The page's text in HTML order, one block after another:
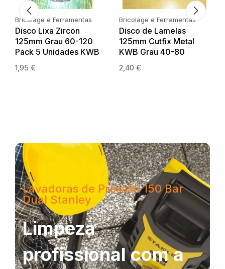
Bricolage e Ferramentas
Disco Lixa Zircon
125mm Grau 60-120
Pack 5 Unidades KWB
1,95 €
Bricolage e Ferramentas
Disco de Lamelas
125mm Cutfix Metal
KWB Grau 40-80
2,40 €
Lavadoras de Pressão 150 Bar
Dual Stanley
Limpeza
profissional com a